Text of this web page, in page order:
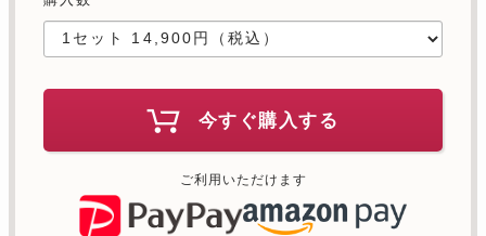
今すぐ購入する
ご利用いただけます